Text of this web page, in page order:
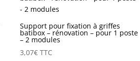
Support pour fixation à griffes
batibox – rénovation – pour 1 poste
– 2 modules
3,07€ TTC